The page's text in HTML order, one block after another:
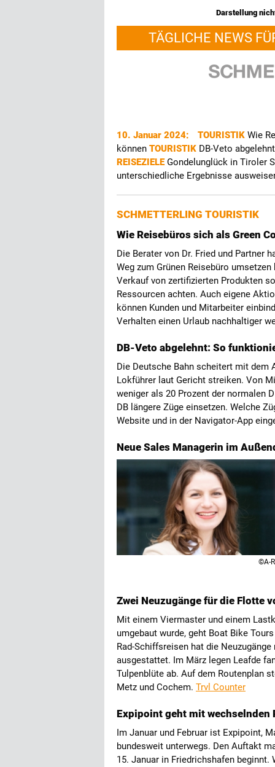
Darstellung
TÄGLICHE NEWS
10. Januar 2024: TOURISTIK Wie
können TOURISTIK DB-Veto
REISEZIELEGondelunglück in Tiroler
unterschiedliche Ergebnisse
SCHMETTERLING TOURISTIK
Wie Reisebüros sich als Green
Die Berater von Dr. Fried und Partner
Weg zum Grünen Reisebüro
Verkauf von zertifizierten Produkten
Ressourcen achten. Auch eigene
können Kunden und Mitarbeiter
Verhalten einen Urlaub nachhaltiger
DB-Veto abgelehnt: So
Die Deutsche Bahn scheitert mit dem
Lokführer laut Gericht streiken. Von
weniger als 20 Prozent der normalen
DB längere Züge einsetzen. Welche
Website und in der Navigator-App
Neue Sales Managerin im
©A-
Zwei Neuzugänge für die Flotte
Mit einem Viermaster und einem
umgebaut wurde, geht Boat Bike
Rad-Schiffsreisen hat die
ausgestattet. Im März legen Leafde
Tulpenblüte ab. Auf dem Routenplan
Metz und Cochem. Trvl Counter
Expipoint geht mit wechselnden
Im Januar und Februar ist Expipoint,
bundesweit unterwegs. Den Auftakt
15. Januar in Friedrichshafen beginnt.